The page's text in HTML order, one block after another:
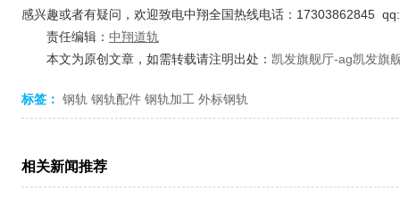
感兴趣或者有疑问，欢迎致电中翔全国热线电话：17303862845
责任编辑： 中翔道轨
本文为原创文章，如需转载请注明出处： 凯发旗舰厅-ag凯发旗
标签： 钢轨 钢轨配件 钢轨加工 外标钢轨
相关新闻推荐